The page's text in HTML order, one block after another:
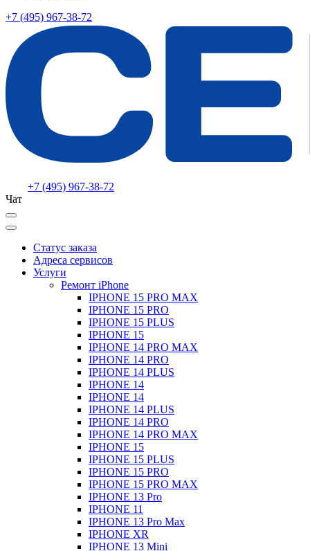
+7 (495) 967-38-72
+7 (495) 967-38-72
Чат
Статус заказа
Адреса сервисов
Услуги
Ремонт iPhone
IPHONE 15 PRO MAX
IPHONE 15 PRO
IPHONE 15 PLUS
IPHONE 15
IPHONE 14 PRO MAX
IPHONE 14 PRO
IPHONE 14 PLUS
IPHONE 14
IPHONE 14
IPHONE 14 PLUS
IPHONE 14 PRO
IPHONE 14 PRO MAX
IPHONE 15
IPHONE 15 PLUS
IPHONE 15 PRO
IPHONE 15 PRO MAX
IPHONE 13 Pro
IPHONE 11
IPHONE 13 Pro Max
IPHONE XR
IPHONE 13 Mini